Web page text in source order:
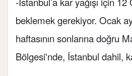
beklemek gerekiyor. Ocak
haftasının sonlarına doğru
Bölgesi'nde, İstanbul dahil,